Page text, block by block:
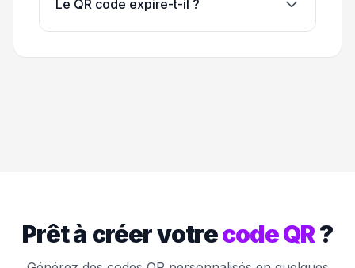
Le QR code expire-t-il ?
Prêt à créer votrecode QR?